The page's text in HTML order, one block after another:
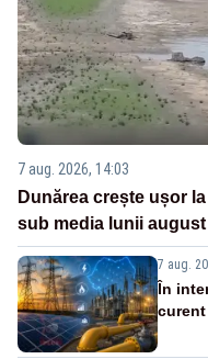
7 aug. 2026, 14:03
Dunărea crește ușor
sub media lunii august
7 aug.
În
curent